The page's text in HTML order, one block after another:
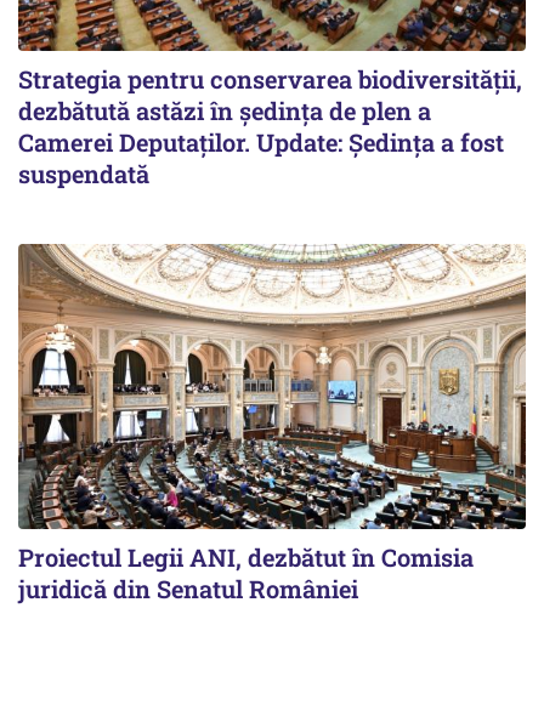
Strategia pentru conservarea biodiversității,
dezbătută astăzi în ședința de plen a
Camerei Deputaților. Update: Ședința a fost
suspendată
Proiectul Legii ANI, dezbătut în Comisia
juridică din Senatul României